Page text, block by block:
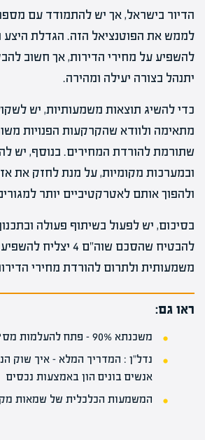
הדיור בישראל, אך יש להתמודד עם
לממש את הפוטנציאל הזה. הגדלת היצע
להשפיע על מחירי הדירות, אך חשוב
יתנהל בצורה יעילה ומהירה.
כדי להשיג תוצאות משמעותיות, יש
מתאימה ולוודא שהקרקעות הפנויות
שתורמת להורדת המחירים. בנוסף, יש
ובמערכות מקומיות, על מנת לחזק את
ולהפוך אותם לאטרקטיביים יותר
בסיכום, יש לפעול בשיתוף פעולה
להבטיח שהסכם שוה"ם 4
משמעותית ולתרום להורדת מחירי
ראו גם:
משכנתא 90% – פתח להעלמות מס?
נדל"ן : המדריך המלא – איך שוק
אנשים בונים הון באמצעות נכסים
המשמעות הכלכלית של שמאות